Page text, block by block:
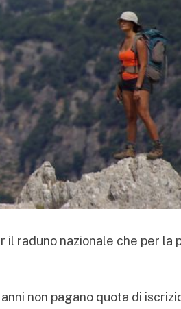
il raduno nazionale che per la
non pagano quota di